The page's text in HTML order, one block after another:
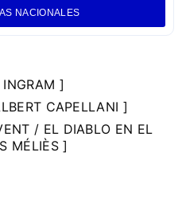
NACIONALES
]
CAPELLANI ]
/ EL DIABLO EN EL
MÉLIÈS ]